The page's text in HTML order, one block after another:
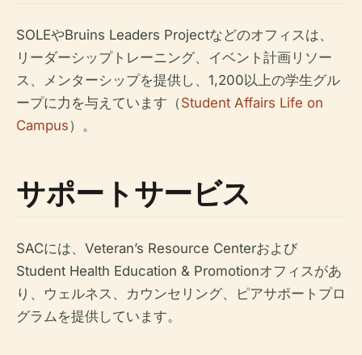
SOLEやBruins Leaders Projectなどのオフィスは、
リーダーシップトレーニング、イベント計画リソー
ス、メンターシップを提供し、1,200以上の学生グル
ープに力を与えています（Student Affairs Life on
Campus）。
サポートサービス
SACには、Veteran’s Resource Centerおよび
Student Health Education & Promotionオフィスがあ
り、ウェルネス、カウンセリング、ピアサポートプロ
グラムを提供しています。